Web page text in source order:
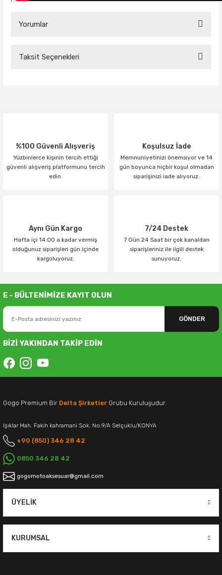
Yorumlar
Taksit Seçenekleri
%100 Güvenli Alışveriş
Yüzbinlerce kişinin tercih ettiği
güvenli alışveriş platformunu tercih
edin.
Koşulsuz İade
Memnuniyetinizi önemsiyor ve 14
gün boyunca hiçbir koşul olmadan
siparişinizi iade alıyoruz.
Aynı Gün Kargo
Hafta içi 14:00 a kadar vermiş
olduğunuz siparişleri gün içinde
kargoluyoruz.
7/24 Destek
7 Gün 24 Saat bir çok kanaldan
siparişleriniz ile ilgili destek
sunuyoruz.
E - BÜLTENİMİZE KAYIT OLUN
GÖNDER
BİZİ YAKINDAN TAKİP EDİN
Gogo Premium Bir Delta Şirketler Grubu Kuruluşudur.
Işıklar Mah. Fakih kahramani Sok. No:9/A Selçuklu/KONYA
+90 (850) 346 28 42
0850 346 28 42
gogomotoaksesuar@gmail.com
ÜYELIK
KURUMSAL